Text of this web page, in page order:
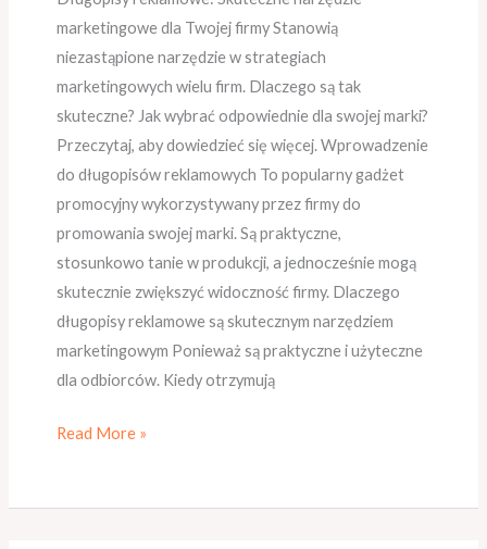
marketingowe dla Twojej firmy Stanowią
niezastąpione narzędzie w strategiach
marketingowych wielu firm. Dlaczego są tak
skuteczne? Jak wybrać odpowiednie dla swojej marki?
Przeczytaj, aby dowiedzieć się więcej. Wprowadzenie
do długopisów reklamowych To popularny gadżet
promocyjny wykorzystywany przez firmy do
promowania swojej marki. Są praktyczne,
stosunkowo tanie w produkcji, a jednocześnie mogą
skutecznie zwiększyć widoczność firmy. Dlaczego
długopisy reklamowe są skutecznym narzędziem
marketingowym Ponieważ są praktyczne i użyteczne
dla odbiorców. Kiedy otrzymują
Read More »